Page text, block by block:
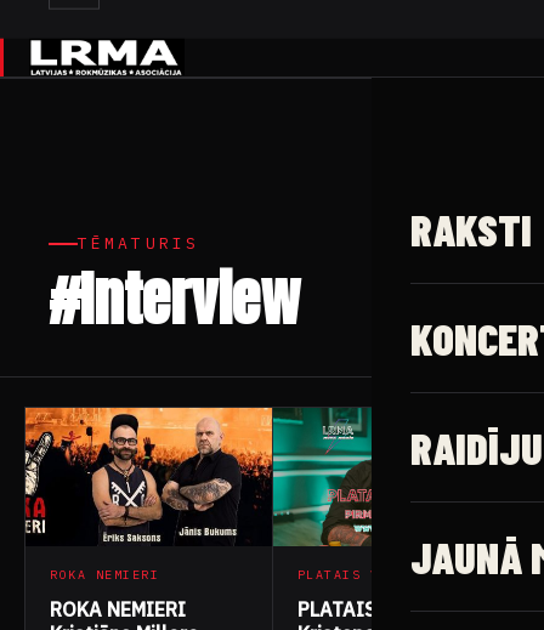
✕
RAKSTI
JAUNĀ
TĒMATURIS
#Interview
ROKA NEMIERI
ROKA NEMIERI
PLATAIS VAKARS
PLATAIS VAKARS